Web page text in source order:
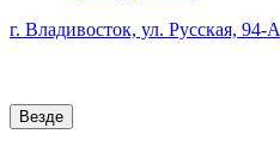
г. Владивосток, ул. Русская, 94-А
Везде